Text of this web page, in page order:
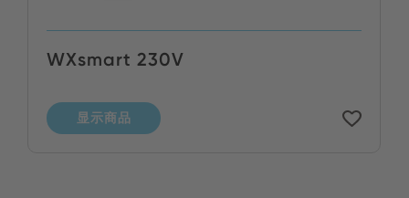
WXsmart 230V
显示商品